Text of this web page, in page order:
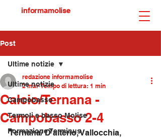
informamolise
Post
Ultime notizie
Campobasso
Termoli e basso Molise
Formazione Terminus
Ultime notizie
Calcio/Ternana -
Campobasso 2-4
redazione informamolise
2 mar Tempo di lettura: 1 min
Ternana/ D'alterio, Vallocchia,